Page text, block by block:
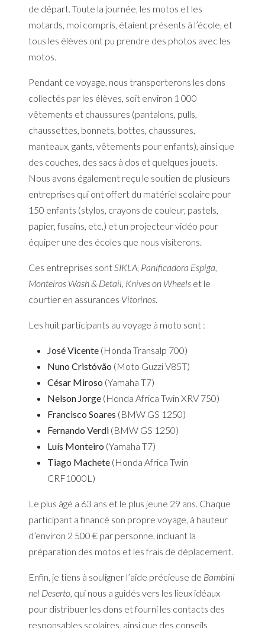
de départ. Toute la journée, les motos et les
motards, moi compris, étaient présents à l’école, et
tous les élèves ont pu prendre des photos avec les
motos.
Pendant ce voyage, nous transporterons les dons
collectés par les élèves, soit environ 1 000
vêtements et chaussures (pantalons, pulls,
chaussettes, bonnets, bottes, chaussures,
manteaux, gants, vêtements pour enfants), ainsi que
des couches, des sacs à dos et quelques jouets.
Nous avons également reçu le soutien de plusieurs
entreprises qui ont offert du matériel scolaire pour
150 enfants (stylos, crayons de couleur, pastels,
papier, fusains, etc.) et un projecteur vidéo pour
équiper une des écoles que nous visiterons.
Ces entreprises sont SIKLA, Panificadora Espiga,
Monteiros Wash & Detail, Knives on Wheels et le
courtier en assurances Vitorinos
Les huit participants au voyage à moto sont :
José Vicente (Honda Transalp 700)
Nuno Cristóvão (Moto Guzzi V85T)
César Miroso (Yamaha T7)
Nelson Jorge (Honda Africa Twin XRV 750)
Francisco Soares (BMW GS 1250)
Fernando Verdi (BMW GS 1250)
Luís Monteiro (Yamaha T7)
Tiago Machete (Honda Africa Twin
CRF1000L)
Le plus âgé a 63 ans et le plus jeune 29 ans. Chaque
participant a financé son propre voyage, à hauteur
d’environ 2 500 € par personne, incluant la
préparation des motos et les frais de déplacement.
Enfin, je tiens à souligner l’aide précieuse de Bambini
nel Deserto , qui nous a guidés vers les lieux idéaux
pour distribuer les dons et fourni les contacts des
responsables scolaires, ainsi que des conseils